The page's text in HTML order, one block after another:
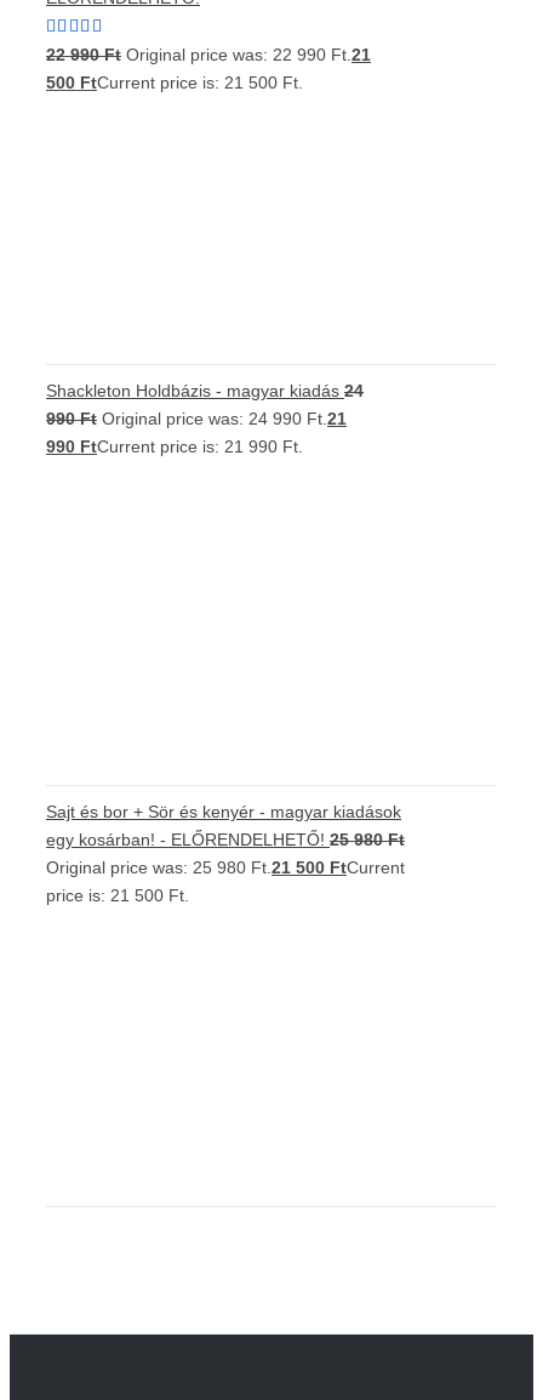
Értékelés:
22 990Ft Original price was: 22 990 Ft. 21
500 FtCurrent price is: 21 500 Ft.
Shackleton Holdbázis - magyar kiadás 24
990Ft Original price was: 24 990 Ft. 21
990 FtCurrent price is: 21 990 Ft.
Sajt és bor + Sör és kenyér - magyar kiadások
egy kosárban! - ELŐRENDELHETŐ! 25 980Ft
Original price was: 25 980 Ft. 21 500 FtCurrent
price is: 21 500 Ft.